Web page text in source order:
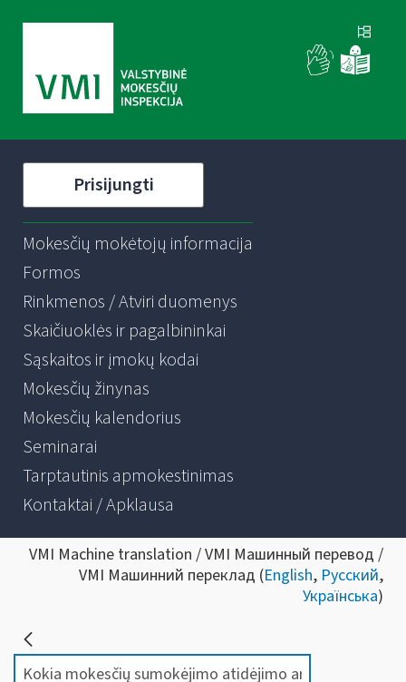
Prisijungti
Mokesčių mokėtojų informacija
Formos
Rinkmenos / Atviri duomenys
Skaičiuoklės ir pagalbininkai
Sąskaitos ir įmokų kodai
Mokesčių žinynas
Mokesčių kalendorius
Seminarai
Tarptautinis apmokestinimas
Kontaktai / Apklausa
VMI Machine translation / VMI Машинный перевод /
VMI Машинний переклад (English, Русский,
Українська)